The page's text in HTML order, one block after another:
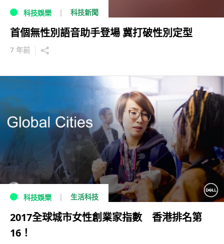
科技娛樂 科技新聞
首個無性別語音助手登場 冀打破性別定型
7 年前
科技娛樂 生活科技
2017全球城市女性創業家指數 香港排名第
16！